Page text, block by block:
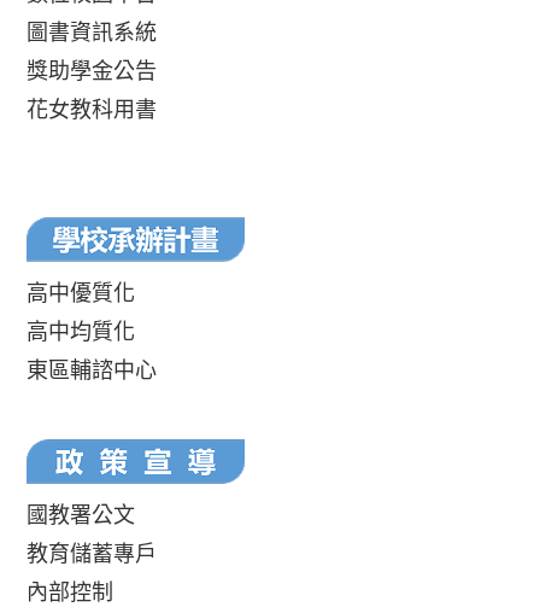
圖書資訊系統
獎助學金公告
花女教科用書
高中優質化
高中均質化
東區輔諮中心
國教署公文
教育儲蓄專戶
內部控制